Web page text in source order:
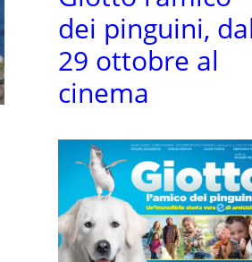
dei pinguini,
29 ottobre al
cinema